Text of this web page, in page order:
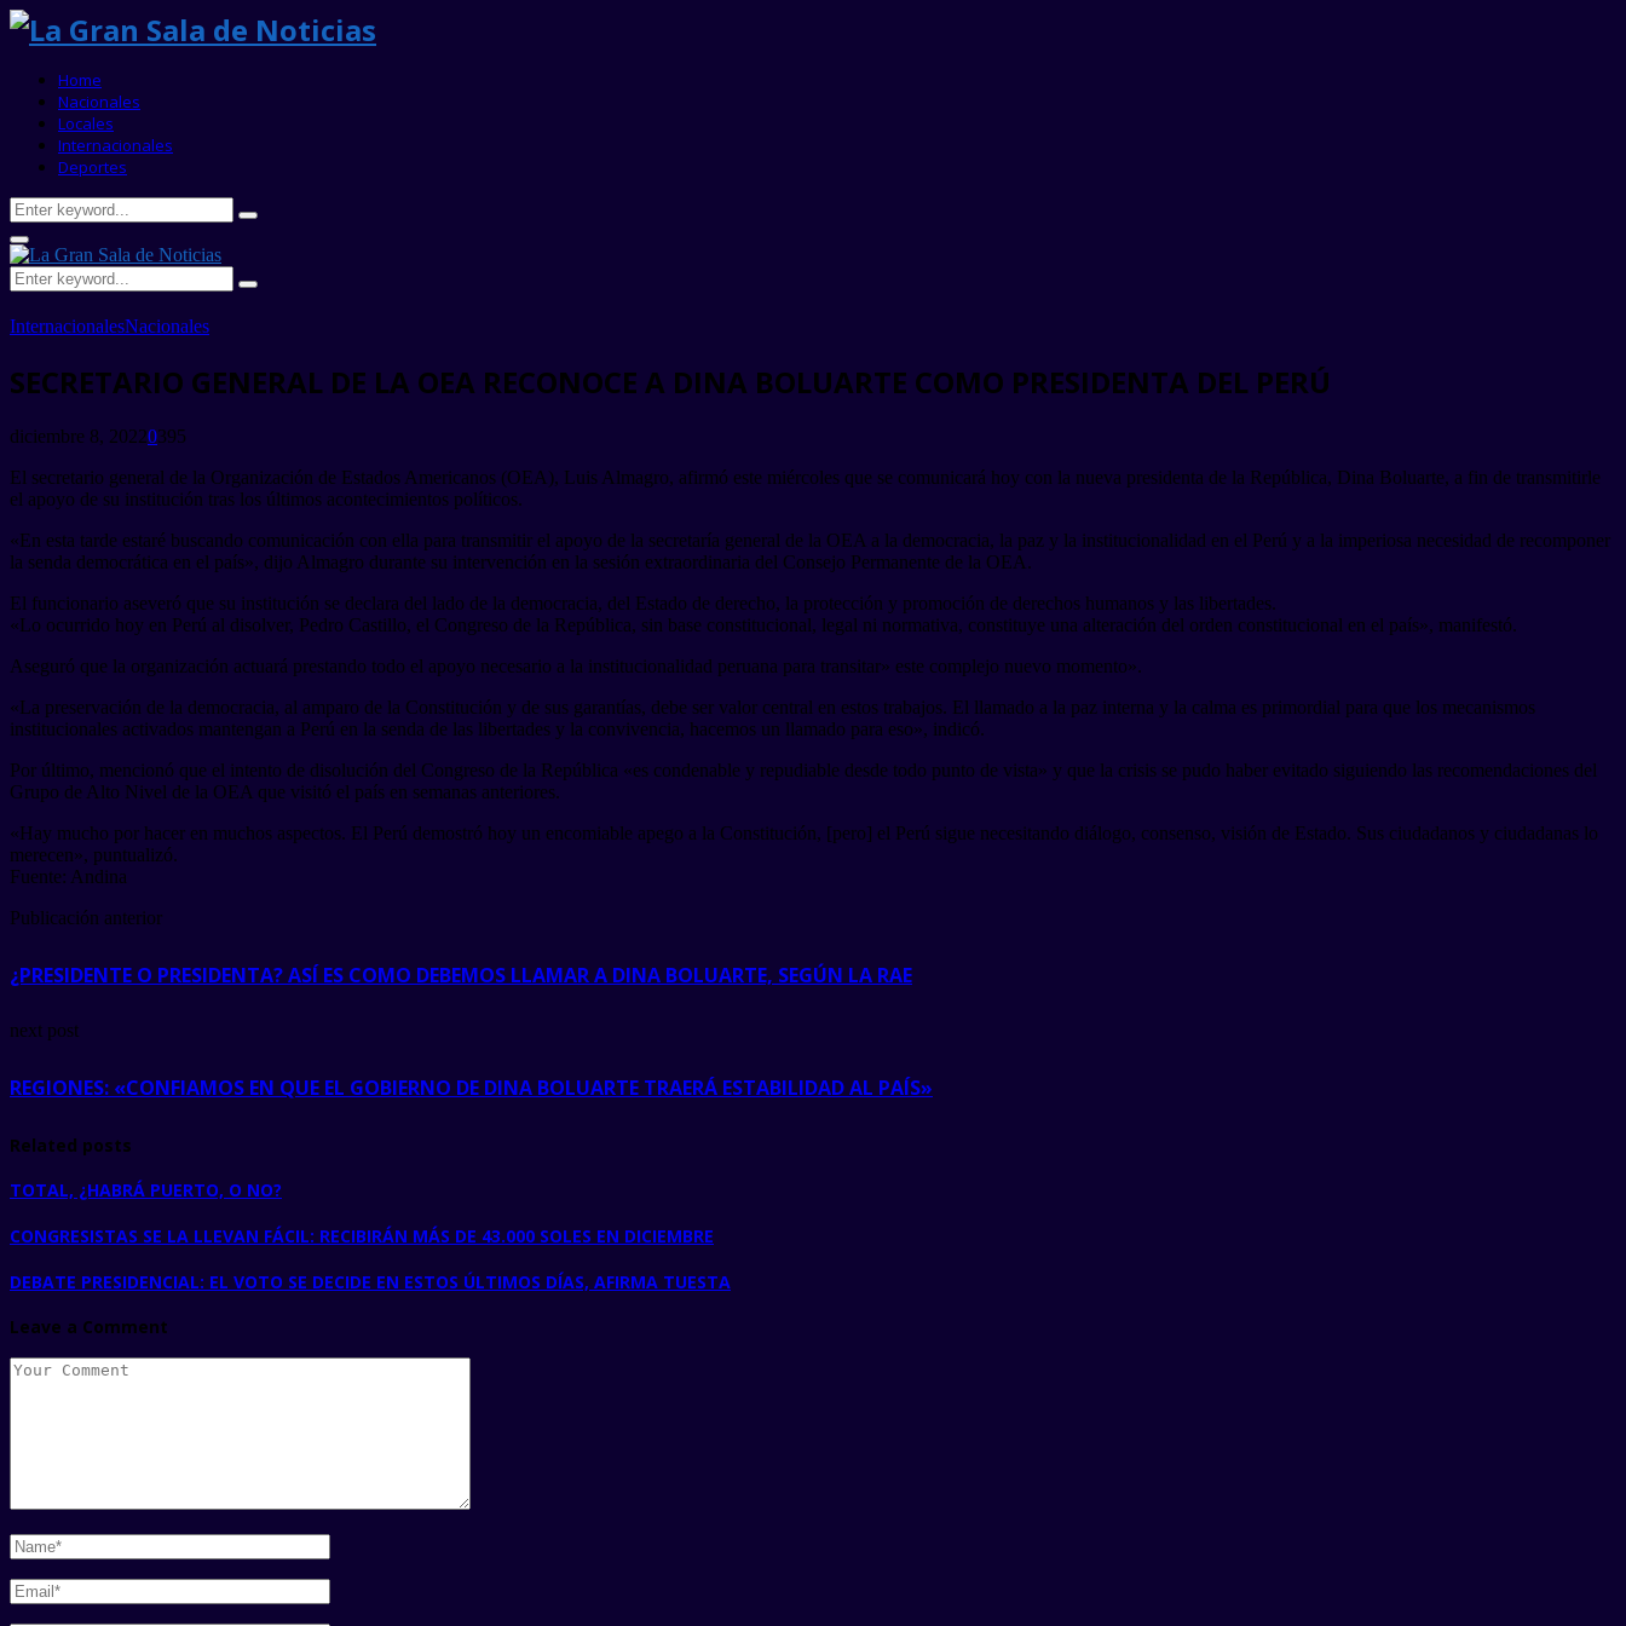
Home
Nacionales
Locales
Internacionales
Deportes
Search
for:
Search
Primary
Menu
Search
for:
Search
InternacionalesNacionales
SECRETARIO GENERAL DE LA OEA RECONOCE A DINA BOLUARTE COMO PRESIDENTA DEL PERÚ
diciembre 8, 20220395
El secretario general de la Organización de Estados Americanos (OEA), Luis Almagro, afirmó este miércoles que se comunicará hoy con la nueva presidenta de la República, Dina Boluarte, a fin de transmitirle
el apoyo de su institución tras los últimos acontecimientos políticos.
«En esta tarde estaré buscando comunicación con ella para transmitir el apoyo de la secretaría general de la OEA a la democracia, la paz y la institucionalidad en el Perú y a la imperiosa necesidad de recomponer
la senda democrática en el país», dijo Almagro durante su intervención en la sesión extraordinaria del Consejo Permanente de la OEA.
El funcionario aseveró que su institución se declara del lado de la democracia, del Estado de derecho, la protección y promoción de derechos humanos y las libertades.
«Lo ocurrido hoy en Perú al disolver, Pedro Castillo, el Congreso de la República, sin base constitucional, legal ni normativa, constituye una alteración del orden constitucional en el país», manifestó.
Aseguró que la organización actuará prestando todo el apoyo necesario a la institucionalidad peruana para transitar» este complejo nuevo momento».
«La preservación de la democracia, al amparo de la Constitución y de sus garantías, debe ser valor central en estos trabajos. El llamado a la paz interna y la calma es primordial para que los mecanismos
institucionales activados mantengan a Perú en la senda de las libertades y la convivencia, hacemos un llamado para eso», indicó.
Por último, mencionó que el intento de disolución del Congreso de la República «es condenable y repudiable desde todo punto de vista» y que la crisis se pudo haber evitado siguiendo las recomendaciones del
Grupo de Alto Nivel de la OEA que visitó el país en semanas anteriores.
«Hay mucho por hacer en muchos aspectos. El Perú demostró hoy un encomiable apego a la Constitución, [pero] el Perú sigue necesitando diálogo, consenso, visión de Estado. Sus ciudadanos y ciudadanas lo
merecen», puntualizó.
Fuente: Andina
Publicación anterior
¿PRESIDENTE O PRESIDENTA? ASÍ ES COMO DEBEMOS LLAMAR A DINA BOLUARTE, SEGÚN LA RAE
next post
REGIONES: «CONFIAMOS EN QUE EL GOBIERNO DE DINA BOLUARTE TRAERÁ ESTABILIDAD AL PAÍS»
Related posts
TOTAL, ¿HABRÁ PUERTO, O NO?
CONGRESISTAS SE LA LLEVAN FÁCIL: RECIBIRÁN MÁS DE 43.000 SOLES EN DICIEMBRE
DEBATE PRESIDENCIAL: EL VOTO SE DECIDE EN ESTOS ÚLTIMOS DÍAS, AFIRMA TUESTA
Leave a Comment